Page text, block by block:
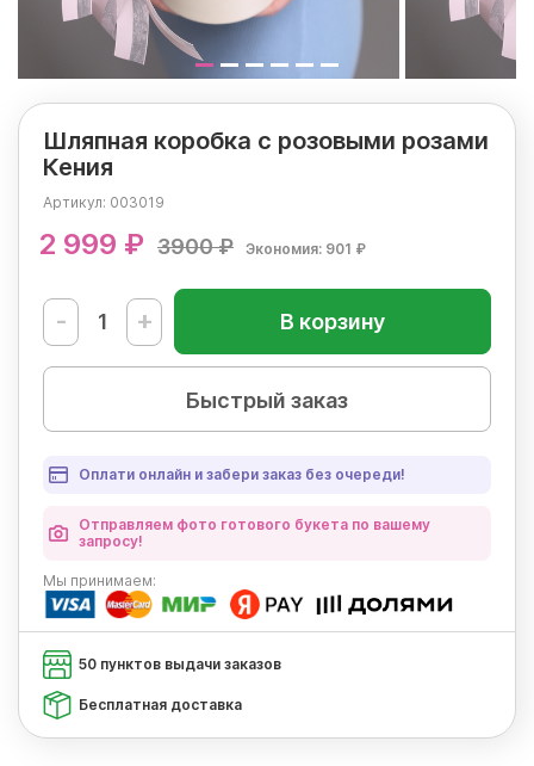
Шляпная коробка с розовыми розами
Кения
Артикул: 003019
2 999 ₽ 3900 ₽ Экономия: 901 ₽
- + В корзину
Быстрый заказ
Оплати онлайн и забери заказ без очереди!
Отправляем фото готового букета по вашему
запросу!
Мы принимаем:
50 пунктов выдачи заказов
Бесплатная доставка